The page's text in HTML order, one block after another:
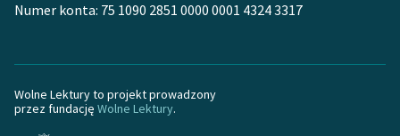
Numer konta: 75 1090 2851 0000 0001 4324 3317
Wolne Lektury to projekt prowadzony
przez fundację Wolne Lektury.